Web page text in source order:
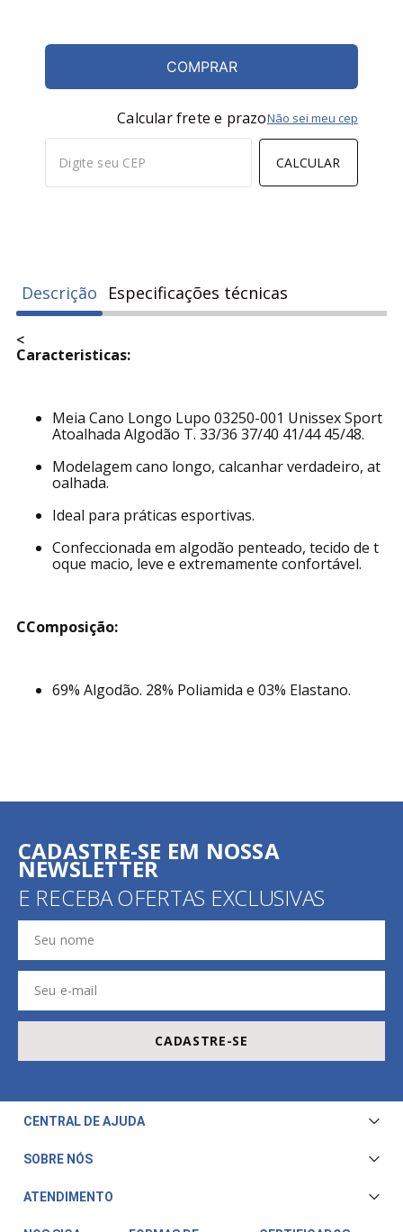
COMPRAR
Calcular frete e prazo
CALCULAR
Não sei meu cep
Descrição Especificações técnicas
<
Caracteristicas:
Meia Cano Longo Lupo 03250-001 Unissex Sport
Atoalhada Algodão T. 33/36 37/40 41/44 45/48.
Modelagem cano longo, calcanhar verdadeiro, at
oalhada.
Ideal para práticas esportivas.
Confeccionada em algodão penteado, tecido de t
oque macio, leve e extremamente confortável.
CComposição:
69% Algodão. 28% Poliamida e 03% Elastano.
CADASTRE-SE EM NOSSA
NEWSLETTER
E RECEBA OFERTAS EXCLUSIVAS
CADASTRE-SE
CENTRAL DE AJUDA
Central de Atendimento
Trocas e Devoluções
SOBRE NÓS
ATENDIMENTO